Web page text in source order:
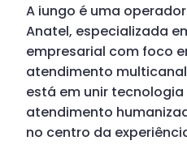
A iungo é uma
Anatel, especializada
empresarial com foco
atendimento
está em unir
atendimento
no centro da